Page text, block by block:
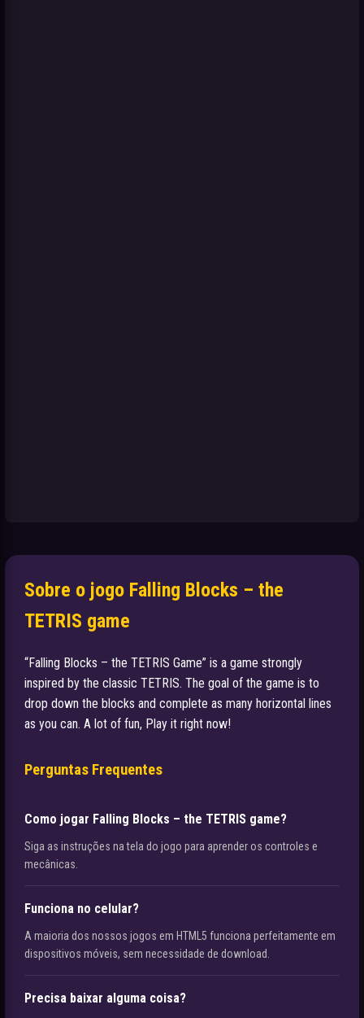
Sobre o jogo Falling Blocks – the
TETRIS game
“Falling Blocks – the TETRIS Game” is a game strongly
inspired by the classic TETRIS. The goal of the game is to
drop down the blocks and complete as many horizontal lines
as you can. A lot of fun, Play it right now!
Perguntas Frequentes
Como jogar Falling Blocks – the TETRIS game?
Siga as instruções na tela do jogo para aprender os controles e
mecânicas.
Funciona no celular?
A maioria dos nossos jogos em HTML5 funciona perfeitamente em
dispositivos móveis, sem necessidade de download.
Precisa baixar alguma coisa?